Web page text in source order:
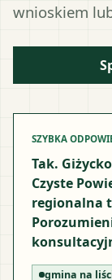
wnioskiem
SZYBKA
Tak.
Czyste
regionalna
gmina na